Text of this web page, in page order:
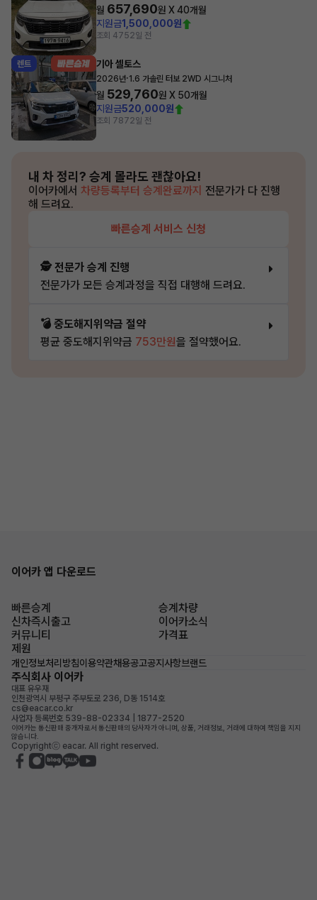
월 657,690원 X40개월
지원금1,500,000원
조회 4752일 전
렌트 기아 셀토스
2026년·1.6 가솔린 터보 2WD 시그니처
월 529,760원 X 50개월
지원금520,000원
조회 7872일 전
내 차 정리? 승계 몰라도 괜찮아요!
이어카에서 차량등록부터 승계완료까지 전문가가 다 진행
해 드려요.
빠른승계 서비스 신청
🕵️ 전문가 승계 진행
전문가가 모든 승계과정을 직접 대행해 드려요.
💣 중도해지위약금 절약
평균 중도해지위약금 753만원을 절약했어요.
이어카 앱 다운로드
빠른승계
승계차량
신차즉시출고
이어카소식
커뮤니티
가격표
제원
개인정보처리방침이용약관채용공고공지사항브랜드
주식회사 이어카
대표 유우재
인천광역시 부평구 주부토로 236, D동 1514호
cs@eacar.co.kr
사업자 등록번호 539-88-02334 | 1877-2520
이어카는 통신판매 중개자로서 통신판매의 당사자가 아니며, 상품, 거래정보, 거래에 대하여 책임을 지지
않습니다.
Copyrightⓒ eacar. All right reserved.